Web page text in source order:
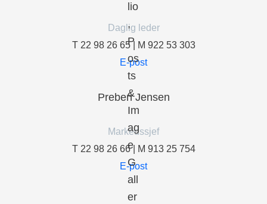
Daglig leder
T 22 98 26 65 | M 922 53 303
E-post
Preben Jensen
Markedssjef
T 22 98 26 66 | M 913 25 754
E-post